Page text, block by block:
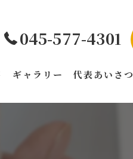
045-577-4301
ギャラリー 代表あいさつ